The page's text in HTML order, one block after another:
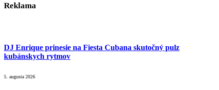
Reklama
DJ Enrique prinesie na Fiesta Cubana skutočný pulz
kubánskych rytmov
5. augusta 2026